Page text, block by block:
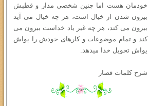
خودمان هست اما چنین شخصی مدار و قطبش
بیرون شدن از خیال است، هر چه خیال می آید
بیرون می کند، هر چه غیر یاد خداست بیرون می
کند و تمام موضوعات و کارهای خودش را یواش
یواش تحویل خدا میدهد.
شرح کلمات قصار